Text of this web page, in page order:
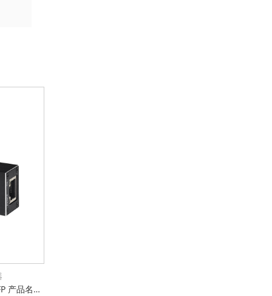
产品型号：UL9000-Micro111-SFP 产品名称：微型1光1电百兆收发器，SFP 支持5~15VDC宽电压输入 电口支持全/半双工方式、MDI/MDI-X自动侦测 光口支持单模、多模、单纤、双纤 微型机身，工作温度-10℃~ +50℃ 防雷防静电：6KV防浪涌保护，接触放电8KV，空气放电15KV 电源输入极性保护设计，反接无忧 权威检测：公安部、交通部、电信进网许可等 IP-40防护等级，防尘防潮无忧